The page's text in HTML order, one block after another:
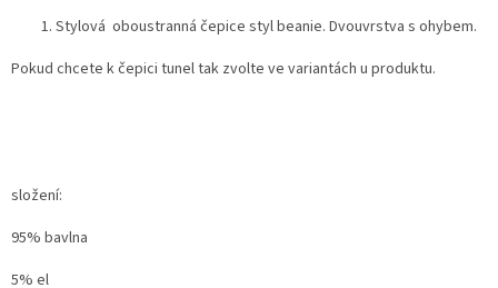
Stylová oboustranná čepice styl beanie. Dvouvrstva s ohybem.
Pokud chcete k čepici tunel tak zvolte ve variantách u produktu.
složení:
95% bavlna
5% el